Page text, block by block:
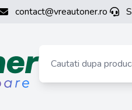
contact@vreautoner.ro